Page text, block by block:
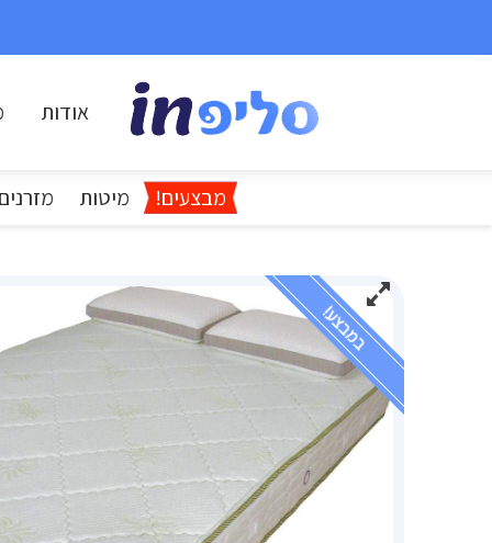
אודות
מבצעים! מיטות מזרנים
במבצע!